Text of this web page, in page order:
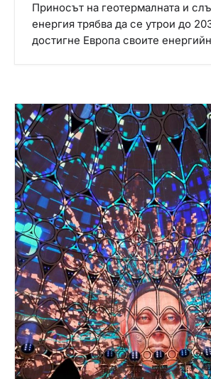
Приносът на геотермалната и
енергия трябва да се утрои до
достигне Европа своите